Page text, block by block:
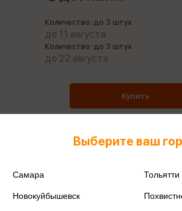
Количество: до 3 штук
до 11 августа
Количество: до 3 штук
до 22 августа
Купить
Поделиться
Выберите ваш
Самара Тольятти
Новокуйбышевск